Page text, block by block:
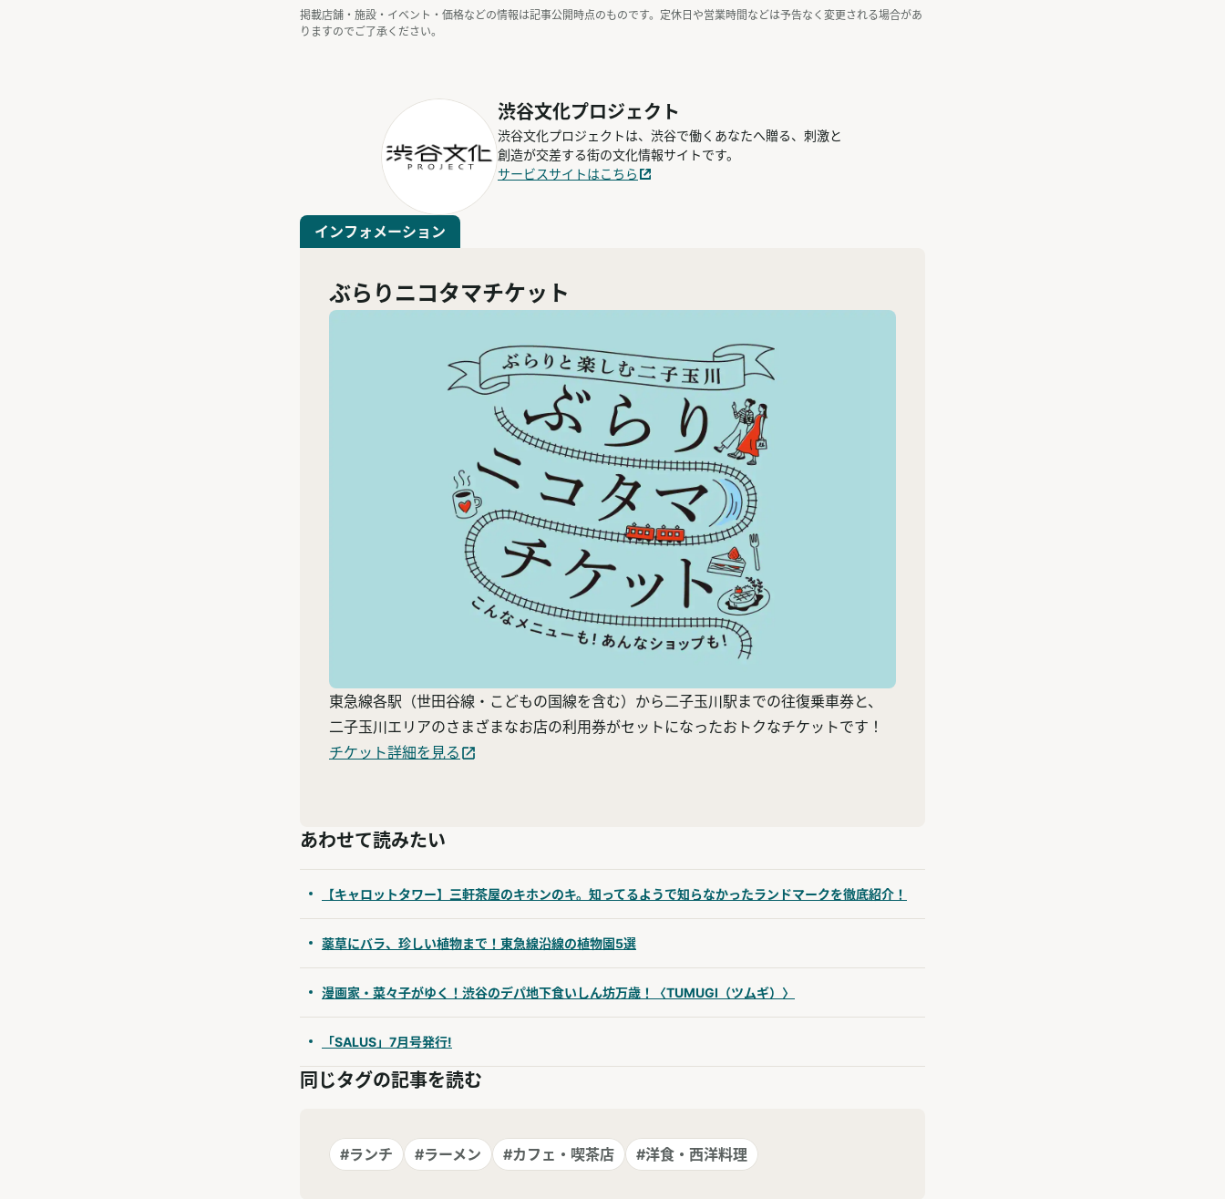
掲載店舗・施設・イベント・価格などの情報は記事公開時点のものです。定休日や営業時間などは予告なく変更される場合があ
りますのでご了承ください。
渋谷文化プロジェクト
渋谷文化プロジェクトは、渋谷で働くあなたへ贈る、刺激と
創造が交差する街の文化情報サイトです。
サービスサイトはこちら
インフォメーション
ぶらりニコタマチケット
東急線各駅（世田谷線・こどもの国線を含む）から二子玉川駅までの往復乗車券と、
二子玉川エリアのさまざまなお店の利用券がセットになったおトクなチケットです！
チケット詳細を見る
あわせて読みたい
【キャロットタワー】三軒茶屋のキホンのキ。知ってるようで知らなかったランドマークを徹底紹介！
薬草にバラ、珍しい植物まで！東急線沿線の植物園5選
漫画家・菜々子がゆく！渋谷のデパ地下食いしん坊万歳！〈TUMUGI（ツムギ）〉
「SALUS」7月号発行!
同じタグの記事を読む
#ランチ #ラーメン #カフェ・喫茶店 #洋食・西洋料理